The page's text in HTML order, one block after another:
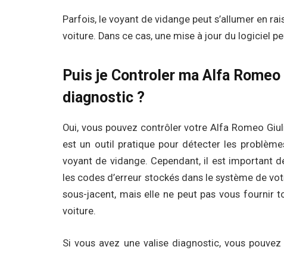
Parfois, le voyant de vidange peut s’allumer en
voiture. Dans ce cas, une mise à jour du logiciel
Puis je Controler ma Alfa
diagnostic ?
Oui, vous pouvez contrôler votre Alfa Romeo
est un outil pratique pour détecter les
voyant de vidange. Cependant, il est important
les codes d’erreur stockés dans le système de
sous-jacent, mais elle ne peut pas vous fournir
voiture.
Si vous avez une valise diagnostic, vous